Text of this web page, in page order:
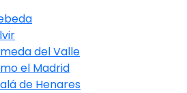
del Valle
el Madrid
de Henares